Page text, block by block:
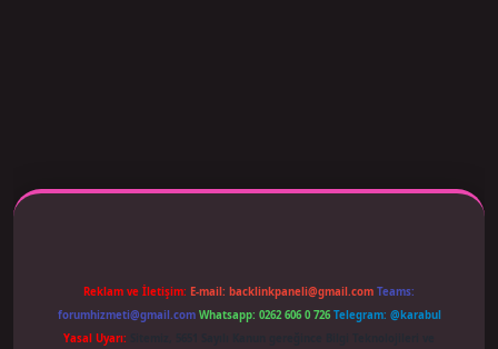
Reklam ve İletişim: E-mail: backlinkpaneli@gmail.com Teams:
forumhizmeti@gmail.com Whatsapp: 0262 606 0 726 Telegram: @karabul
Yasal Uyarı: